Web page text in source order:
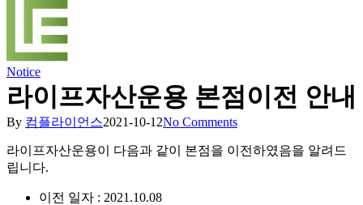
Search
Menu
Notice
라이프자산운용 본점이전 안내
By 컴플라이언스2021-10-12No Comments
라이프자산운용이 다음과 같이 본점을 이전하였음을 알려드
립니다.
이전 일자 : 2021.10.08